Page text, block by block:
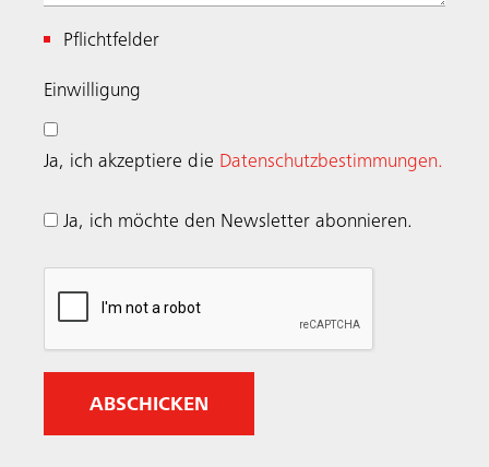
Pflichtfelder
Einwilligung
Ja, ich akzeptiere die Datenschutzbestimmungen.
Ja, ich möchte den Newsletter abonnieren.